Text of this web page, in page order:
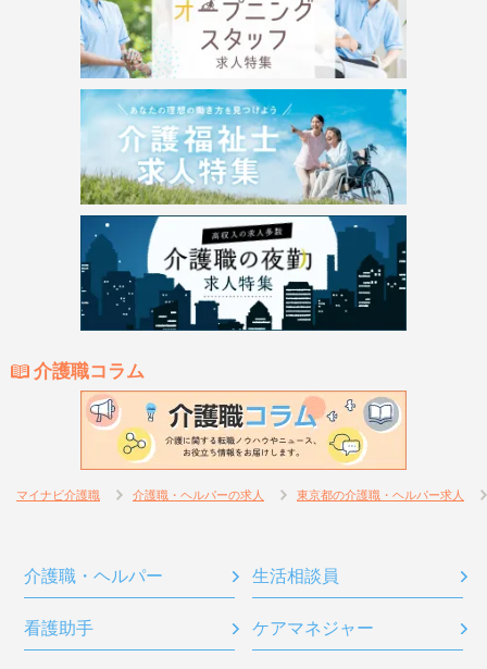
介護職コラム
マイナビ介護職 介護職・ヘルパーの求人 東京都の介護職・ヘルパー求人
介護職・ヘルパー 生活相談員
看護助手 ケアマネジャー